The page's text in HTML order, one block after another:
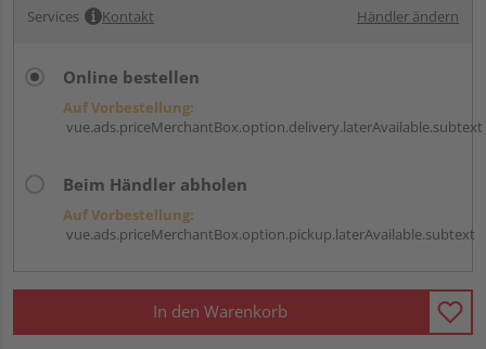
Services Kontakt Händler ändern
Online bestellen
Auf Vorbestellung:
vue.ads.priceMerchantBox.option.delivery.laterAvailable.subtext
Beim Händler abholen
Auf Vorbestellung:
vue.ads.priceMerchantBox.option.pickup.laterAvailable.subtext
In den Warenkorb